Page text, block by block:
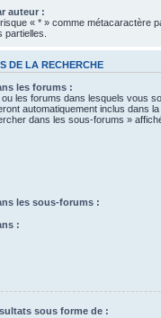
auteur :
« * » comme métacaractère
DE LA RECHERCHE
les forums :
ou les forums dans lesquels vous
automatiquement inclus dans
dans les sous-forums »
les sous-forums :
:
sous forme de :